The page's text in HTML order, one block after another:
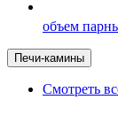
объем
Печи-камины
Смотреть